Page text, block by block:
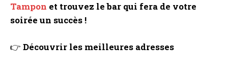
Tampon et trouvez le bar qui fera de votre
soirée un succès !
👉 Découvrir les meilleures adresses